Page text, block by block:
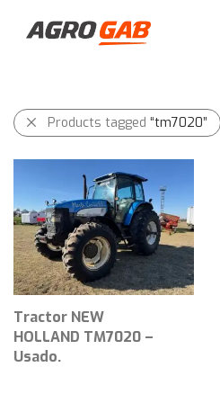
Products tagged “tm7020”
Tractor NEW
HOLLAND TM7020 –
Usado.